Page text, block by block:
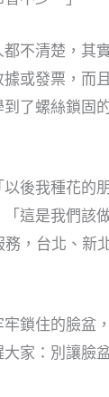
不清楚，其
或發票，而
了螺絲鎖固
後我種花的
這是我們該
，台北、新
鎖住的臉盆
家：別讓臉